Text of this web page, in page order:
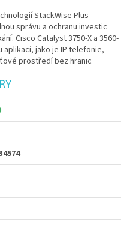
StackWise Plus
správu a ochranu investic
Cisco Catalyst 3750-X a 3560-
jako je IP telefonie,
prostředí bez hranic